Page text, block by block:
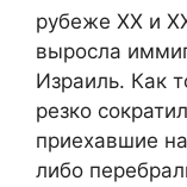
рубеже XX и
выросла
Израиль. Как
резко
приехавшие
либо